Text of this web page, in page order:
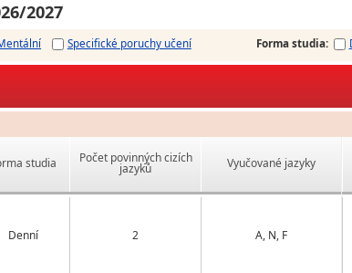
2027
Specifické poruchy učení Forma studia:
studia Počet povinných cizích
jazyků Vyučované jazyky
Denní 2 A, N, F